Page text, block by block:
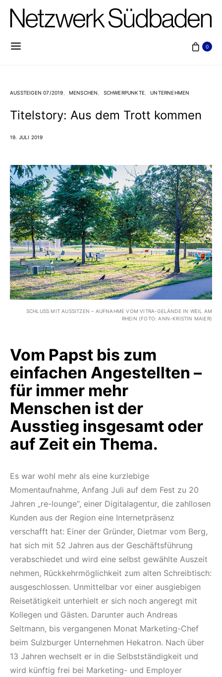
0
AUSSTEIGEN 07/2019 MENSCHEN SCHWERPUNKTE UNTERNEHMEN
Titelstory: Aus dem Trott kommen
19. JULI 2019
SCHLUSS MIT AUSSITZEN – AUFNAHME VOM VITRA-GELÄNDE IN WEIL AM
RHEIN (FOTO: ANN-KRISTIN MAIER)
Vom Papst bis zum
einfachen Angestellten –
für immer mehr
Menschen ist der
Ausstieg insgesamt oder
auf Zeit ein Thema.
Es war wohl mehr als eine kurzlebige
Momentaufnahme, Anfang Juli auf dem Fest zu 20
Jahren „re-lounge“, einer Digitalagentur, die zahllosen
Kunden aus der Region eine Internetpräsenz
verschafft hat: Einer der Gründer, Dietmar vom Berg,
hat sich mit 52 Jahren aus der Geschäftsführung
verabschiedet und wird eine selbst gewählte Auszeit
nehmen, Rückkehrmöglichkeit zum alten Schreibtisch:
ausgeschlossen. Unmittelbar vor einer ausgiebigen
Reisetätigkeit unterhielt er sich noch angeregt mit
Kollegen und Gästen. Darunter auch Andreas
Seltmann, bis vergangenen Monat Marketing-Chef
beim Sulzburger Unternehmen Hekatron. Nach über
13 Jahren wechselt er in die Selbstständigkeit und
wird künftig frei bei Marketing- und Employer